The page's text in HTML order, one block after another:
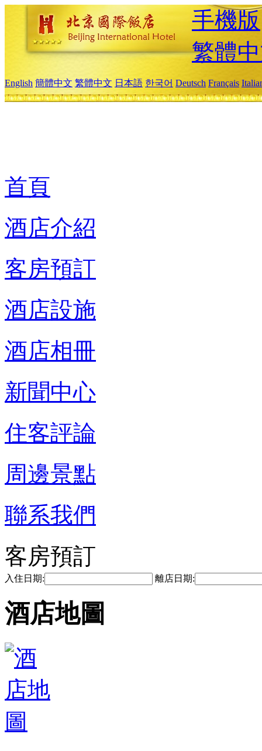
手機版
繁體
English 簡體中文 繁體中文 日本語 한국어 Deutsch Français
首頁
酒店介紹
客房預訂
酒店設施
酒店相冊
新聞中心
住客評論
周邊景點
聯系我們
客房預訂
入住日期: 離店日期:
酒店地圖